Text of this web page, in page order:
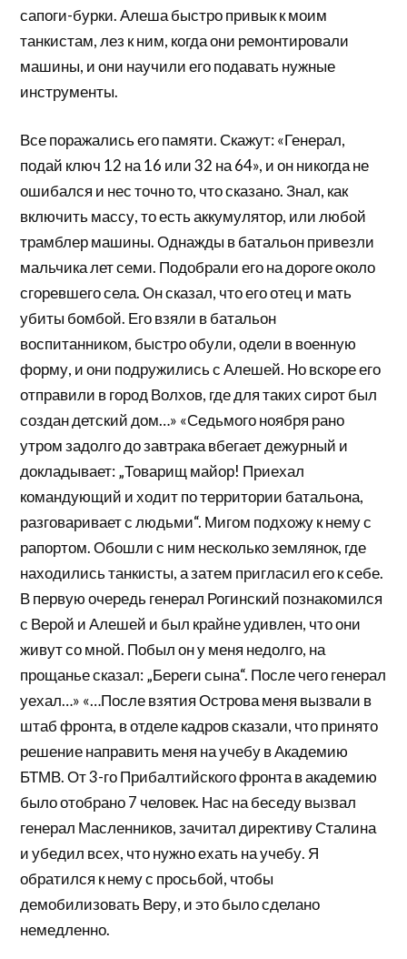
сапоги-бурки. Алеша быстро привык к моим
танкистам, лез к ним, когда они ремонтировали
машины, и они научили его подавать нужные
инструменты.
Все поражались его памяти. Скажут: «Генерал,
подай ключ 12 на 16 или 32 на 64», и он никогда не
ошибался и нес точно то, что сказано. Знал, как
включить массу, то есть аккумулятор, или любой
трамблер машины. Однажды в батальон привезли
мальчика лет семи. Подобрали его на дороге около
сгоревшего села. Он сказал, что его отец и мать
убиты бомбой. Его взяли в батальон
воспитанником, быстро обули, одели в военную
форму, и они подружились с Алешей. Но вскоре его
отправили в город Волхов, где для таких сирот был
создан детский дом…» «Седьмого ноября рано
утром задолго до завтрака вбегает дежурный и
докладывает: „Товарищ майор! Приехал
командующий и ходит по территории батальона,
разговаривает с людьми“. Мигом подхожу к нему с
рапортом. Обошли с ним несколько землянок, где
находились танкисты, а затем пригласил его к себе.
В первую очередь генерал Рогинский познакомился
с Верой и Алешей и был крайне удивлен, что они
живут со мной. Побыл он у меня недолго, на
прощанье сказал: „Береги сына“. После чего генерал
уехал…» «…После взятия Острова меня вызвали в
штаб фронта, в отделе кадров сказали, что принято
решение направить меня на учебу в Академию
БТМВ. От 3-го Прибалтийского фронта в академию
было отобрано 7 человек. Нас на беседу вызвал
генерал Масленников, зачитал директиву Сталина
и убедил всех, что нужно ехать на учебу. Я
обратился к нему с просьбой, чтобы
демобилизовать Веру, и это было сделано
немедленно.